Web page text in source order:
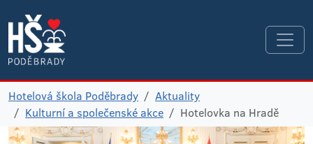
Hotelová škola Poděbrady
Aktuality
Kulturní a společenské akce
Hotelovka na Hradě